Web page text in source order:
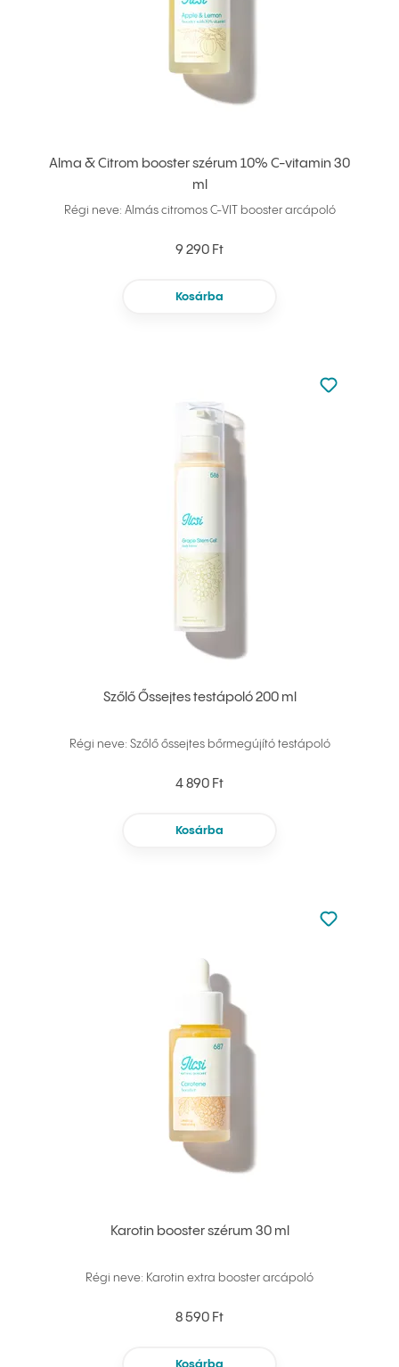
Alma & Citrom booster szérum 10% C-vitamin 30
ml
Régi neve: Almás citromos C-VIT booster arcápoló
9 290 Ft
Kosárba
Szőlő Őssejtes testápoló 200 ml
Régi neve: Szőlő őssejtes bőrmegújító testápoló
4 890 Ft
Kosárba
Nincsen
Hozzáadás
Karotin booster szérum 30 ml
Régi neve: Karotin extra booster arcápoló
8 590 Ft
Kosárba
Nincsen
Hozzáadás